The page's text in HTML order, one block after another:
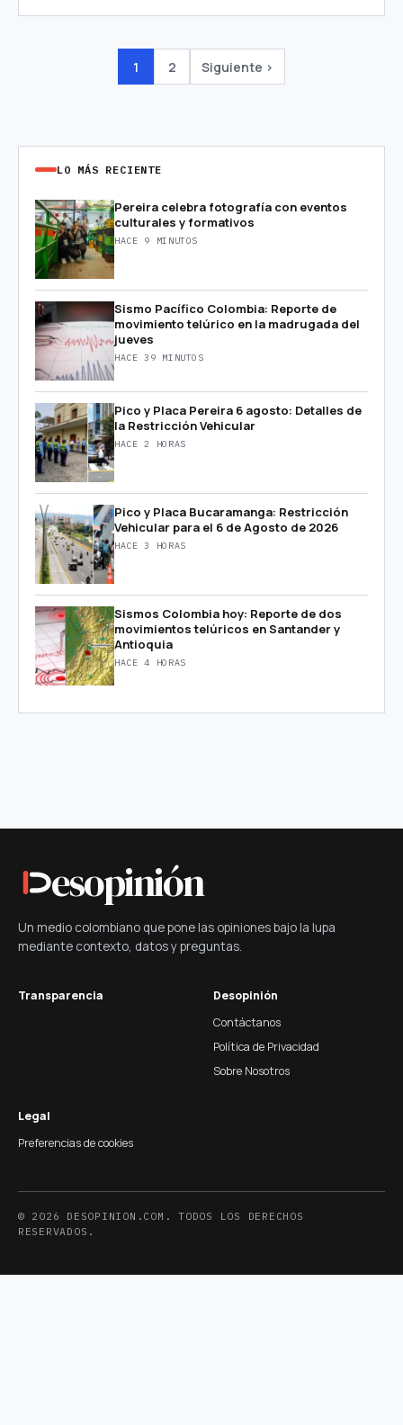
1 2 Siguiente ›
LO MÁS RECIENTE
Pereira celebra fotografía con eventos
culturales y formativos
HACE 9 MINUTOS
Sismo Pacífico Colombia: Reporte de
movimiento telúrico en la madrugada del
jueves
HACE 39 MINUTOS
Pico y Placa Pereira 6 agosto: Detalles de
la Restricción Vehicular
HACE 2 HORAS
Pico y Placa Bucaramanga: Restricción
Vehicular para el 6 de Agosto de 2026
HACE 3 HORAS
Sismos Colombia hoy: Reporte de dos
movimientos telúricos en Santander y
Antioquia
HACE 4 HORAS
esopinión
Un medio colombiano que pone las opiniones bajo la lupa
mediante contexto, datos y preguntas.
Transparencia
Desopinión
Contáctanos
Política de Privacidad
Sobre Nosotros
Legal
Preferencias de cookies
© 2026 DESOPINION.COM. TODOS LOS DERECHOS
RESERVADOS.